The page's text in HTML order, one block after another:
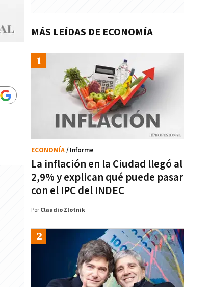
MÁS LEÍDAS DE ECONOMÍA
La inflación en la Ciudad llegó al
2,9% y explican qué puede pasar
con el IPC del INDEC
ECONOMÍA/ Informe
Por Claudio Zlotnik